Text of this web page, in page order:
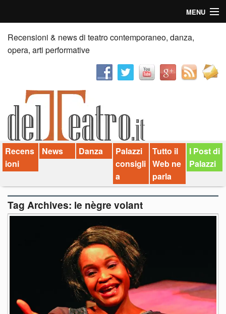
MENU
Home
Recensioni
News
Palazzi consiglia
Video
Chi siamo
Contatti
Recensioni & news di teatro contemporaneo, danza,
opera, arti performative
Recens
ioni
News Danza
Palazzi
consigli
a
Tutto il
Web ne
parla
I Post di
Palazzi
Tag Archives: le nègre volant